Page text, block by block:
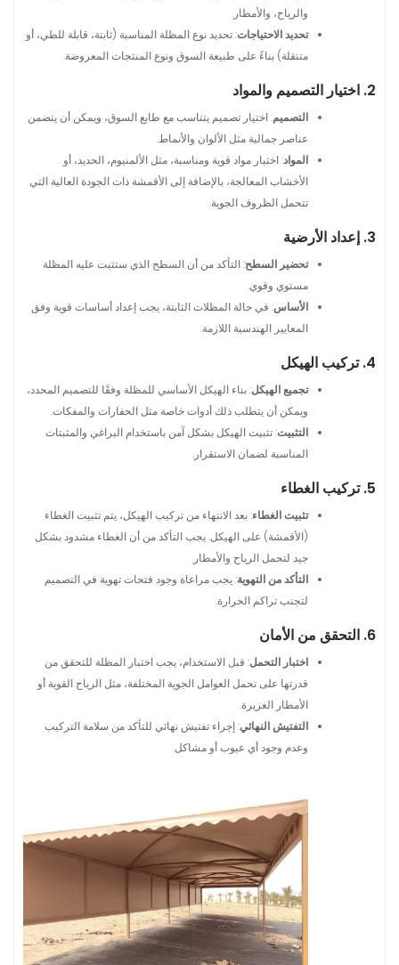
والرياح، والأمطار.
تحديد الاحتياجات: تحديد نوع المظلة المناسبة (ثابتة، قابلة للطي، أو
متنقلة) بناءً على طبيعة السوق ونوع المنتجات المعروضة.
2. اختيار التصميم والمواد
التصميم: اختيار تصميم يتناسب مع طابع السوق، ويمكن أن يتضمن
عناصر جمالية مثل الألوان والأنماط.
المواد: اختيار مواد قوية ومناسبة، مثل الألمنيوم، الحديد، أو
الأخشاب المعالجة، بالإضافة إلى الأقمشة ذات الجودة العالية التي
تتحمل الظروف الجوية.
3. إعداد الأرضية
تحضير السطح: التأكد من أن السطح الذي ستثبت عليه المظلة
مستوي وقوي.
الأساس: في حالة المظلات الثابتة، يجب إعداد أساسات قوية وفق
المعايير الهندسية اللازمة.
4. تركيب الهيكل
تجميع الهيكل: بناء الهيكل الأساسي للمظلة وفقًا للتصميم المحدد،
ويمكن أن يتطلب ذلك أدوات خاصة مثل الحفارات والمفكات.
التثبيت: تثبيت الهيكل بشكل آمن باستخدام البراغي والمثبتات
المناسبة لضمان الاستقرار.
5. تركيب الغطاء
تثبيت الغطاء: بعد الانتهاء من تركيب الهيكل، يتم تثبيت الغطاء
(الأقمشة) على الهيكل. يجب التأكد من أن الغطاء مشدود بشكل
جيد لتحمل الرياح والأمطار.
التأكد من التهوية: يجب مراعاة وجود فتحات تهوية في التصميم
لتجنب تراكم الحرارة.
6. التحقق من الأمان
اختبار التحمل: قبل الاستخدام، يجب اختبار المظلة للتحقق من
قدرتها على تحمل العوامل الجوية المختلفة، مثل الرياح القوية أو
الأمطار الغزيرة.
التفتيش النهائي: إجراء تفتيش نهائي للتأكد من سلامة التركيب
وعدم وجود أي عيوب أو مشاكل.